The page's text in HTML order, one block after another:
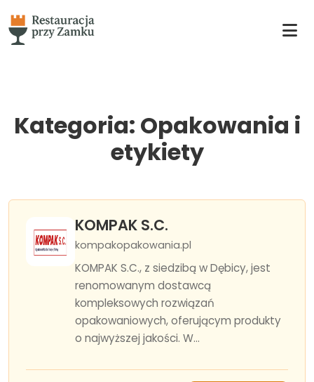
Kategoria: Opakowania i
etykiety
KOMPAK S.C.
kompakopakowania.pl
KOMPAK S.C., z siedzibą w Dębicy, jest
renomowanym dostawcą
kompleksowych rozwiązań
opakowaniowych, oferującym produkty
o najwyższej jakości. W...